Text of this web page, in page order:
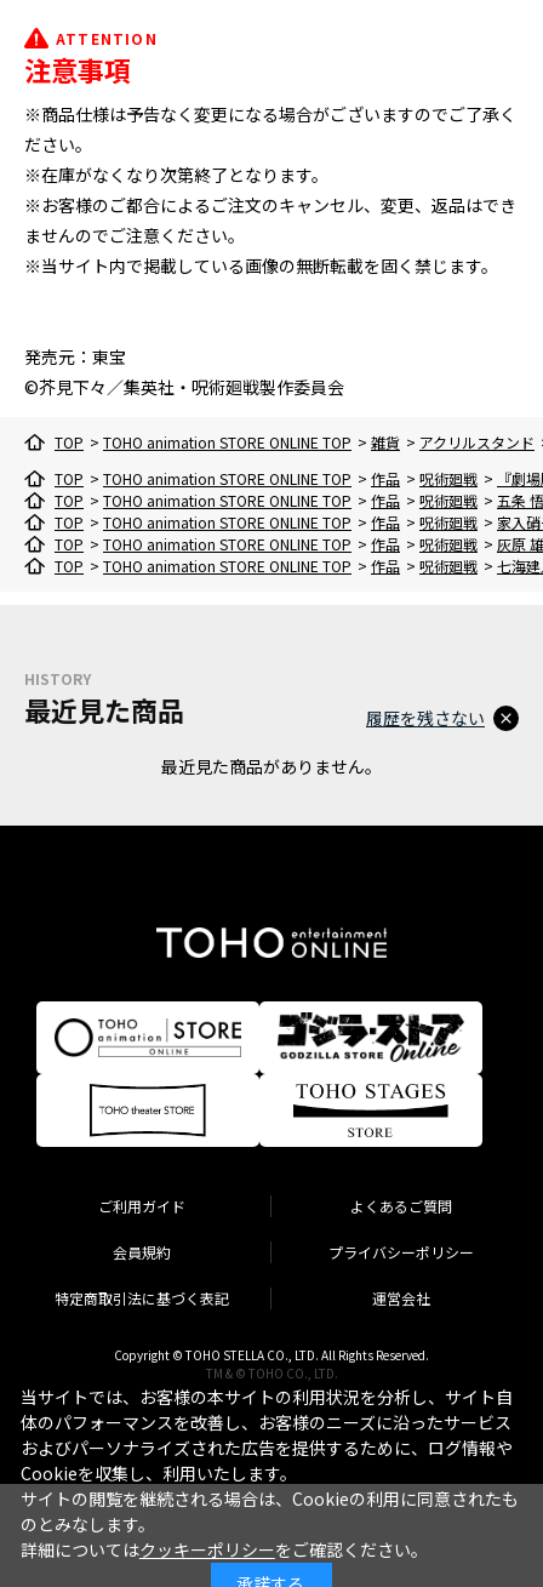
ATTENTION
注意事項
※商品仕様は予告なく変更になる場合がございますのでご了承く
ださい。
※在庫がなくなり次第終了となります。
※お客様のご都合によるご注文のキャンセル、変更、返品はでき
ませんのでご注意ください。
※当サイト内で掲載している画像の無断転載を固く禁じます。
発売元：東宝
©芥見下々／集英社・呪術廻戦製作委員会
TOP > TOHO animation STORE ONLINE TOP > 雑貨 > アクリルスタンド
TOP > TOHO animation STORE ONLINE TOP > 作品 > 呪術廻戦 >
『劇
TOP > TOHO animation STORE ONLINE TOP > 作品 > 呪術廻戦 > 五条 悟
TOP > TOHO animation STORE ONLINE TOP > 作品 > 呪術廻戦 > 家入
TOP > TOHO animation STORE ONLINE TOP > 作品 > 呪術廻戦 > 灰原 雄
TOP > TOHO animation STORE ONLINE TOP > 作品 > 呪術廻戦 > 七海
HISTORY
最近見た商品
最近見た商品がありません。
履歴を残さない
ご利用ガイド よくあるご質問
会員規約 プライバシーポリシー
特定商取引法に基づく表記 運営会社
Copyright © TOHO STELLA CO., LTD. All Rights Reserved.
TM & © TOHO CO., LTD.
当サイトでは、お客様の本サイトの利用状況を分析し、サイト自
体のパフォーマンスを改善し、お客様のニーズに沿ったサービス
およびパーソナライズされた広告を提供するために、ログ情報や
Cookieを収集し、利用いたします。
サイトの閲覧を継続される場合は、Cookieの利用に同意されたも
のとみなします。
詳細についてはクッキーポリシーをご確認ください。